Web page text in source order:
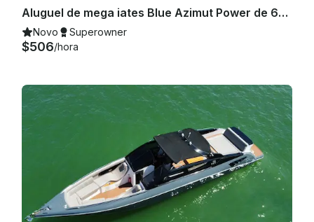
Aluguel de mega iates Blue Azimut Power de 64 pés em Paraty, Rio de Janeiro, Brasil
Novo Superowner
$506/hora